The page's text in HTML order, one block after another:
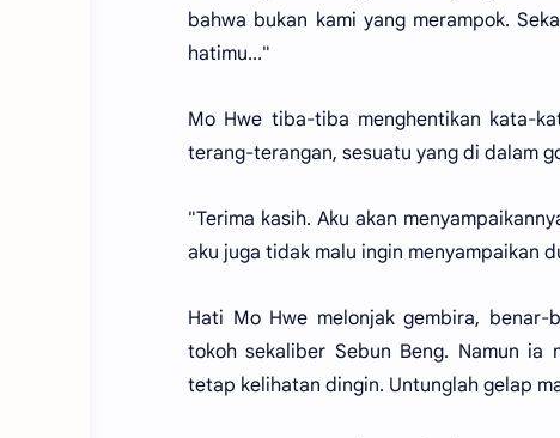
bahwa bukan kami yang merampok.
hatimu..."
Mo Hwe tiba-tiba menghentikan kata-
terang-terangan, sesuatu yang di dalam
"Terima kasih. Aku akan
aku juga tidak malu ingin menyampaikan
Hati Mo Hwe melonjak gembira,
tokoh sekaliber Sebun Beng. Namun ia
tetap kelihatan dingin. Untunglah gelap